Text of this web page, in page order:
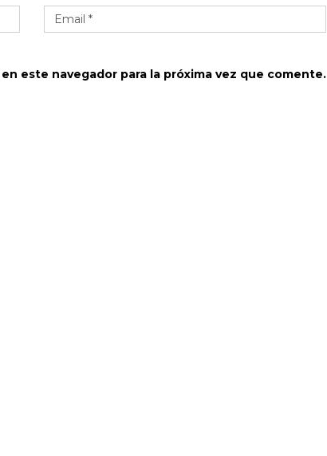
este navegador para la próxima vez que comente.